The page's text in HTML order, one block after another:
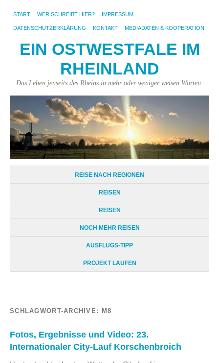
START WER SCHREIBT HIER? IMPRESSUM
DATENSCHUTZERKLÄRUNG KONTAKT MEDIADATEN & KOOPERATION
EIN OSTWESTFALE IM
RHEINLAND
Das Leben jenseits des Rheins in mehr oder weniger weisen Worten.
REISE NACH REGIONEN
REISEN
REISEN
NOCH MEHR REISEN
AUSFLUGS-TIPP
PROJEKT LAUFEN
SCHLAGWORT-ARCHIVE: M8
Fotos, Ergebnisse und Video: 23.
Internationaler City-Lauf Korschenbroich